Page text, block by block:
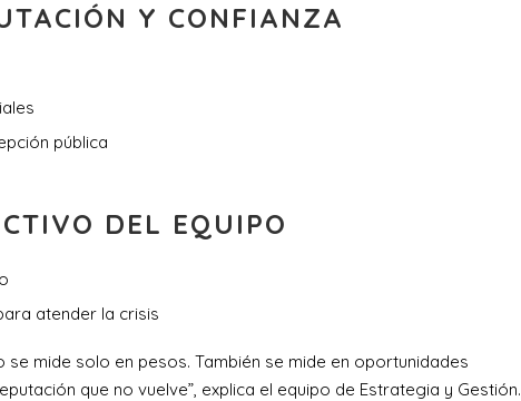
Y CONFIANZA
pública
DEL EQUIPO
atender la crisis
se mide solo en pesos. También se mide en oportunidades
que no vuelve”, explica el equipo de Estrategia y Gestión.